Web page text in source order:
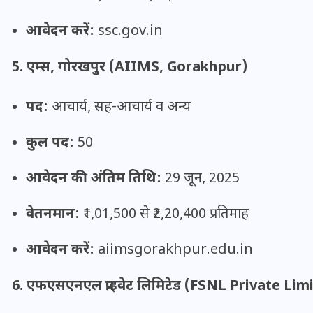
आवेदन करें: ssc.gov.in
5. एम्स, गोरखपुर (AIIMS, Gorakhpur)
पद: आचार्य, सह-आचार्य व अन्य
कुल पद: 50
आवेदन की अंतिम तिथि: 29 जून, 2025
वेतनमान: ₹1,01,500 से ₹2,20,400 प्रतिमाह
आवेदन करें: aiimsgorakhpur.edu.in
6. एफएसएनएल प्राइवेट लिमिटेड (FSNL Private
इस सप्ताह का राशिफल: जानिए
क्या कहते हैं आपके सितारे (25
अगस्त से 31 अगस्त)